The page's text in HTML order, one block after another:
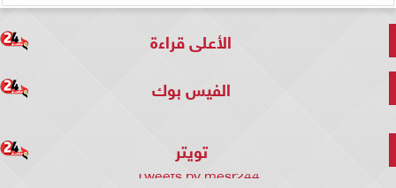
الأعلى قراءة
الفيس بوك
تويتر
Tweets by mesr244